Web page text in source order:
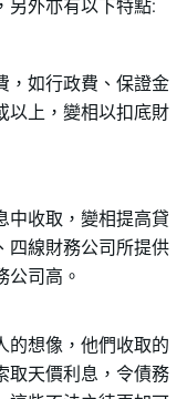
另外亦有以下特點:
，如行政費、保證金
以上，變相以扣底財
中收取，變相提高貸
四線財務公司所提供
公司高。
的想像，他們收取的
取天價利息，令債務